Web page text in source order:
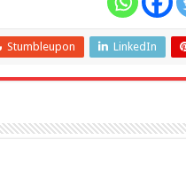
Stumbleupon LinkedIn